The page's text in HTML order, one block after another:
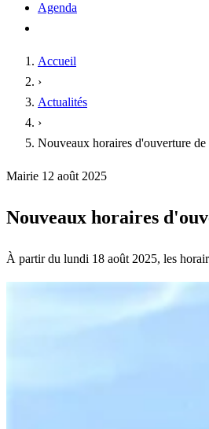
Agenda
Accueil
›
Actualités
›
Nouveaux horaires d'ouverture
Mairie 12 août 2025
Nouveaux horaires
À partir du lundi 18 août 2025, les